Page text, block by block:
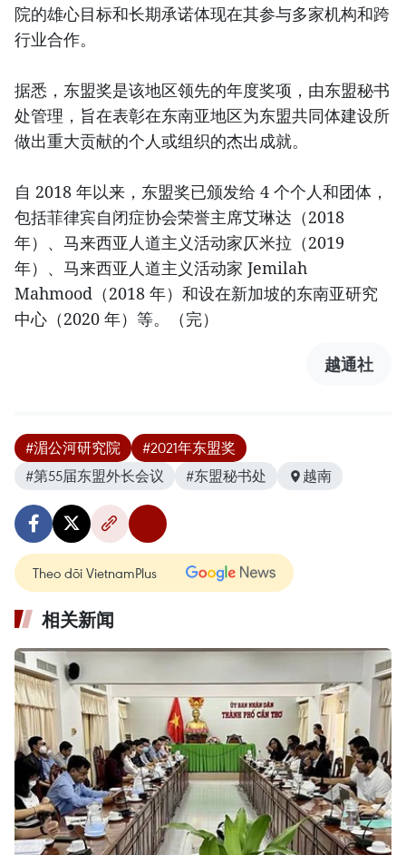
院的雄心目标和长期承诺体现在其参与多家机构和跨
行业合作。
据悉，东盟奖是该地区领先的年度奖项，由东盟秘书
处管理，旨在表彰在东南亚地区为东盟共同体建设所
做出重大贡献的个人或组织的杰出成就。
自 2018 年以来，东盟奖已颁发给 4 个个人和团体，
包括菲律宾自闭症协会荣誉主席艾琳达（2018
年）、马来西亚人道主义活动家仄米拉（2019
年）、马来西亚人道主义活动家 Jemilah
Mahmood（2018 年）和设在新加坡的东南亚研究
中心（2020 年）等。（完）
越通社
#湄公河研究院
#2021年东盟奖
#第55届东盟外长会议
#东盟秘书处 越南
Theo dõi VietnamPlus
相关新闻